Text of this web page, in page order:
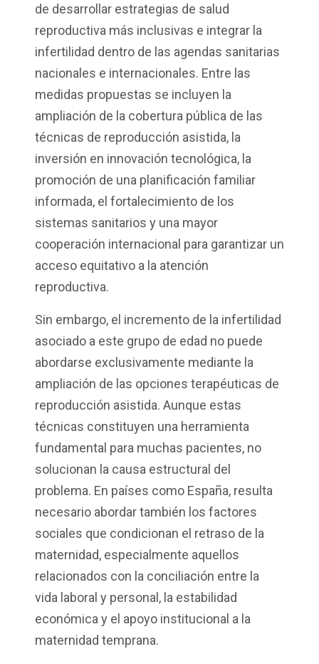
de desarrollar estrategias de salud
reproductiva más inclusivas e integrar la
infertilidad dentro de las agendas sanitarias
nacionales e internacionales. Entre las
medidas propuestas se incluyen la
ampliación de la cobertura pública de las
técnicas de reproducción asistida, la
inversión en innovación tecnológica, la
promoción de una planificación familiar
informada, el fortalecimiento de los
sistemas sanitarios y una mayor
cooperación internacional para garantizar un
acceso equitativo a la atención
reproductiva.
Sin embargo, el incremento de la infertilidad
asociado a este grupo de edad no puede
abordarse exclusivamente mediante la
ampliación de las opciones terapéuticas de
reproducción asistida. Aunque estas
técnicas constituyen una herramienta
fundamental para muchas pacientes, no
solucionan la causa estructural del
problema. En países como España, resulta
necesario abordar también los factores
sociales que condicionan el retraso de la
maternidad, especialmente aquellos
relacionados con la conciliación entre la
vida laboral y personal, la estabilidad
económica y el apoyo institucional a la
maternidad temprana.